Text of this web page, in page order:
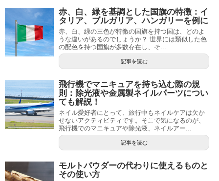
赤、白、緑を基調とした国旗の特徴：イ
タリア、ブルガリア、ハンガリーを例に
赤、白、緑の三色が特徴の国旗を持つ国は、どのよ
うな違いがあるのでしょうか？ 世界には類似した色
の配色を持つ国旗が多数存在し、そ...
記事を読む
飛行機でマニキュアを持ち込む際の規
則：除光液や金属製ネイルパーツについ
ても解説！
ネイル愛好者にとって、旅行中もネイルケアは欠か
せないアクティビティです。そこで気になるのが、
飛行機でのマニキュアや除光液、ネイルアー...
記事を読む
モルトパウダーの代わりに使えるものと
その使い方